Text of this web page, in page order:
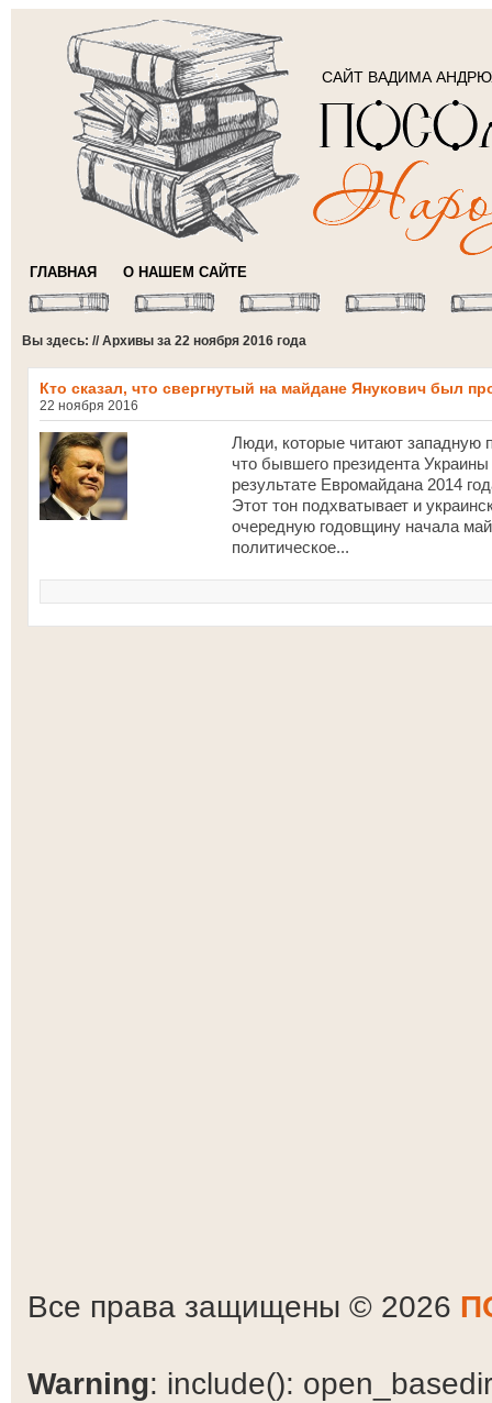
САЙТ ВАДИМА
ГЛАВНАЯ О НАШЕМ САЙТЕ
Вы здесь: // Архивы за 22 ноября 2016 года
Кто сказал, что свергнутый на майдане Янукович был
22 ноября 2016
Люди, которые читают западную
что бывшего президента
результате Евромайдана 2014
Этот тон подхватывает и
очередную годовщину начала
политическое...
Все права защищены © 2026
Warning: include():